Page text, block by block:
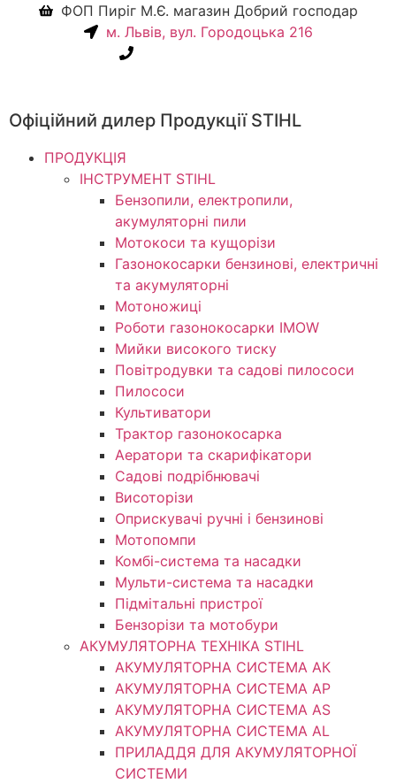
ФОП Пиріг М.Є. магазин Добрий господар
м. Львів, вул. Городоцька 216
Офіційний дилер Продукції STIHL
ПРОДУКЦІЯ
ІНСТРУМЕНТ STIHL
Бензопили, електропили,
акумуляторні пили
Мотокоси та кущорізи
Газонокосарки бензинові, електричні
та акумуляторні
Мотоножиці
Роботи газонокосарки IMOW
Мийки високого тиску
Повітродувки та садові пилососи
Пилососи
Культиватори
Трактор газонокосарка
Аератори та скарифікатори
Садові подрібнювачі
Висоторізи
Оприскувачі ручні і бензинові
Мотопомпи
Комбі-система та насадки
Мульти-система та насадки
Підмітальні пристрої
Бензорізи та мотобури
АКУМУЛЯТОРНА ТЕХНІКА STIHL
АКУМУЛЯТОРНА СИСТЕМА АК
АКУМУЛЯТОРНА СИСТЕМА АР
АКУМУЛЯТОРНА СИСТЕМА AS
АКУМУЛЯТОРНА СИСТЕМА AL
ПРИЛАДДЯ ДЛЯ АКУМУЛЯТОРНОЇ
СИСТЕМИ